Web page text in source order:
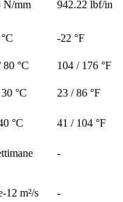
N/mm 942.22 lbf/in
-22 °F
80 °C
104 / 176 °F
°C
23 / 86 °F
°C 41 / 104 °F
-
12 m²/s -